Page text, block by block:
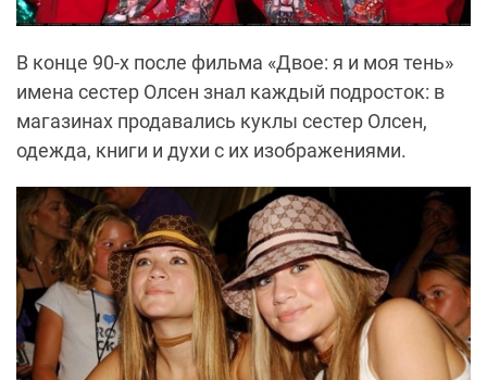
В конце 90-х после фильма «Двое: я и моя тень»
имена сестер Олсен знал каждый подросток: в
магазинах продавались куклы сестер Олсен,
одежда, книги и духи с их изображениями.